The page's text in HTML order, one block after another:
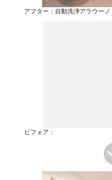
アフター：自動洗浄アラウーノ
ビフォア：